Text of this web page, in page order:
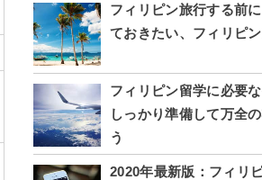
フィリピン旅行する前
ておきたい、フィリピ
フィリピン留学に必要
しっかり準備して万全
う
2020年最新版：フィリ